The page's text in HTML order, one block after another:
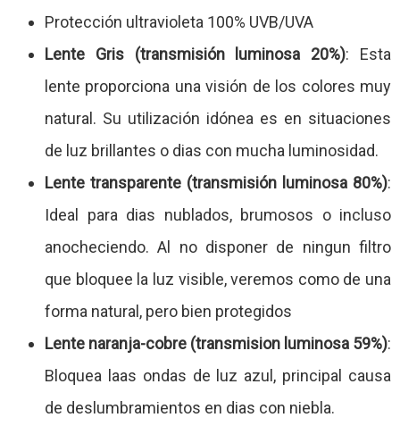
Protección ultravioleta 100% UVB/UVA
Lente Gris (transmisión luminosa 20%): Esta
lente proporciona una visión de los colores muy
natural. Su utilización idónea es en situaciones
de luz brillantes o dias con mucha luminosidad.
Lente transparente (transmisión luminosa 80%):
Ideal para dias nublados, brumosos o incluso
anocheciendo. Al no disponer de ningun filtro
que bloquee la luz visible, veremos como de una
forma natural, pero bien protegidos
Lente naranja-cobre (transmision luminosa 59%):
Bloquea laas ondas de luz azul, principal causa
de deslumbramientos en dias con niebla.